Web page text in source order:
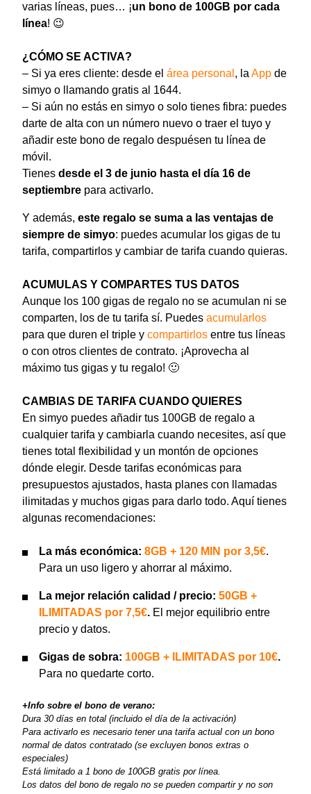
varias líneas, pues… ¡un bono de 100GB por cada
línea! 😉
¿CÓMO SE ACTIVA?
– Si ya eres cliente: desde el área personal , la App de
simyo o llamando gratis al 1644.
– Si aún no estás en simyo o solo tienes fibra: puedes
darte de alta con un número nuevo o traer el tuyo y
añadir este bono de regalo despuésen tu línea de
móvil.
Tienes desde el 3 de junio hasta el día 16 de
septiembre para activarlo.
Y además, este regalo se suma a las ventajas de
siempre de simyo: puedes acumular los gigas de tu
tarifa, compartirlos y cambiar de tarifa cuando quieras.
ACUMULAS Y COMPARTES TUS DATOS
Aunque los 100 gigas de regalo no se acumulan ni se
comparten, los de tu tarifa sí. Puedes acumularlos
para que duren el triple y compartirlos entre tus líneas
o con otros clientes de contrato. ¡Aprovecha al
máximo tus gigas y tu regalo! 🙂
CAMBIAS DE TARIFA CUANDO QUIERES
En simyo puedes añadir tus 100GB de regalo a
cualquier tarifa y cambiarla cuando necesites, así que
tienes total flexibilidad y un montón de opciones
dónde elegir. Desde tarifas económicas para
presupuestos ajustados, hasta planes con llamadas
ilimitadas y muchos gigas para darlo todo. Aquí tienes
algunas recomendaciones:
La más económica: 8GB + 120 MIN por 3,5€.
Para un uso ligero y ahorrar al máximo.
La mejor relación calidad / precio: 50GB +
ILIMITADAS por 7,5€. El mejor equilibrio entre
precio y datos.
Gigas de sobra: 100GB + ILIMITADAS por 10€.
Para no quedarte corto.
+Info sobre el bono de verano:
Dura 30 días en total (incluido el día de la activación)
Para activarlo es necesario tener una tarifa actual con un bono
normal de datos contratado (se excluyen bonos extras o
especiales)
Está limitado a 1 bono de 100GB gratis por línea.
Los datos del bono de regalo no se pueden compartir y no son